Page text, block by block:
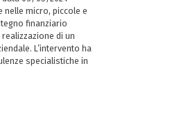
nelle micro, piccole e
finanziario
realizzazione di un
L’intervento ha
specialistiche in